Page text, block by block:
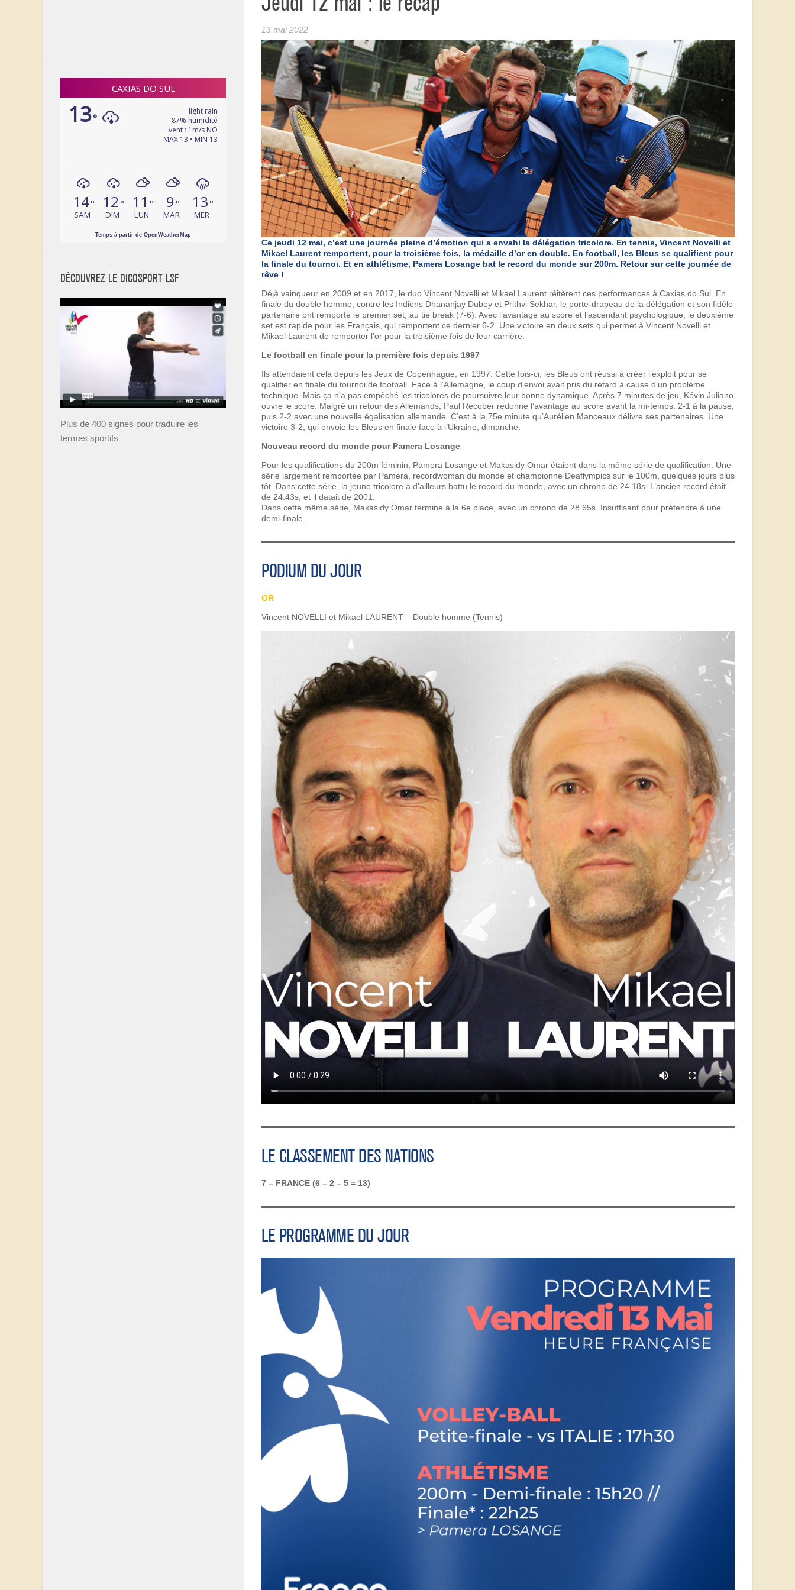
13 mai 2022
Ce jeudi 12 mai, c’est une journée pleine d’émotion qui a envahi la délégation tricolore. En tennis, Vincent Novelli et
Mikael Laurent remportent, pour la troisième fois, la médaille d’or en double. En football, les Bleus se qualifient pour
la finale du tournoi. Et en athlétisme, Pamera Losange bat le record du monde sur 200m. Retour sur cette journée de
rêve !
Déjà vainqueur en 2009 et en 2017, le duo Vincent Novelli et Mikael Laurent réitèrent ces performances à Caxias do Sul. En
finale du double homme, contre les Indiens Dhananjay Dubey et Prithvi Sekhar, le porte-drapeau de la délégation et son fidèle
partenaire ont remporté le premier set, au tie break (7-6). Avec l’avantage au score et l’ascendant psychologique, le deuxième
set est rapide pour les Français, qui remportent ce dernier 6-2. Une victoire en deux sets qui permet à Vincent Novelli et
Mikael Laurent de remporter l’or pour la troisième fois de leur carrière.
Le football en finale pour la première fois depuis 1997
Ils attendaient cela depuis les Jeux de Copenhague, en 1997. Cette fois-ci, les Bleus ont réussi à créer l’exploit pour se
qualifier en finale du tournoi de football. Face à l’Allemagne, le coup d’envoi avait pris du retard à cause d’un problème
technique. Mais ça n’a pas empêché les tricolores de poursuivre leur bonne dynamique. Après 7 minutes de jeu, Kévin Juliano
ouvre le score. Malgré un retour des Allemands, Paul Recober redonne l’avantage au score avant la mi-temps. 2-1 à la pause,
puis 2-2 avec une nouvelle égalisation allemande. C’est à la 75e minute qu’Aurélien Manceaux délivre ses partenaires. Une
victoire 3-2, qui envoie les Bleus en finale face à l’Ukraine, dimanche.
Nouveau record du monde pour Pamera Losange
Pour les qualifications du 200m féminin, Pamera Losange et Makasidy Omar étaient dans la même série de qualification. Une
série largement remportée par Pamera, recordwoman du monde et championne Deaflympics sur le 100m, quelques jours plus
tôt. Dans cette série, la jeune tricolore a d’ailleurs battu le record du monde, avec un chrono de 24.18s. L’ancien record était
de 24.43s, et il datait de 2001.
Dans cette même série, Makasidy Omar termine à la 6e place, avec un chrono de 28.65s. Insuffisant pour prétendre à une
demi-finale.
PODIUM DU JOUR
OR
Vincent NOVELLI et Mikael LAURENT – Double homme (Tennis)
LE CLASSEMENT DES NATIONS
7 – FRANCE (6 – 2 – 5 = 13)
LE PROGRAMME DU JOUR
CAXIAS DO SUL
13°
light rain
87% humidité
vent : 1m/s NO
MAX 13 • MIN 13
14°
SAM
12 °
DIM
11 °
LUN
9 °
MAR
13°
MER
Temps à partir de OpenWeatherMap
DÉCOUVREZ LE DICOSPORT LSF
Plus de 400 signes pour traduire les
termes sportifs